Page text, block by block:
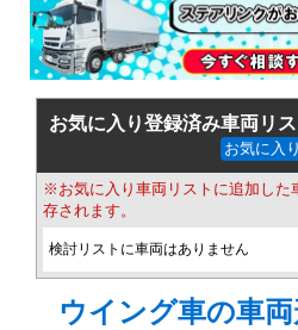
お気に入り登録済み車両リス
お気に入
※お気に入り車両リストに追加した
存されます。
検討リストに車両はありません
ウイング車の車